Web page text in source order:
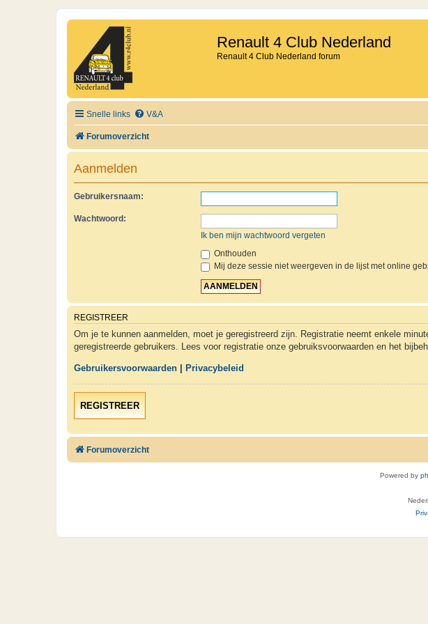
Renault 4 Club Nederland
Renault 4 Club Nederland forum
Snelle links V&A
Forumoverzicht
Aanmelden
Gebruikersnaam:
Wachtwoord:
Ik ben mijn wachtwoord vergeten
Onthouden
Mij deze sessie niet weergeven in de lijst met online
REGISTREER
Om je te kunnen aanmelden, moet je geregistreerd zijn. Registratie neemt enkele
geregistreerde gebruikers. Lees voor registratie onze gebruiksvoorwaarden en het
Gebruikersvoorwaarden Privacybeleid
REGISTREER
Forumoverzicht
Powered by